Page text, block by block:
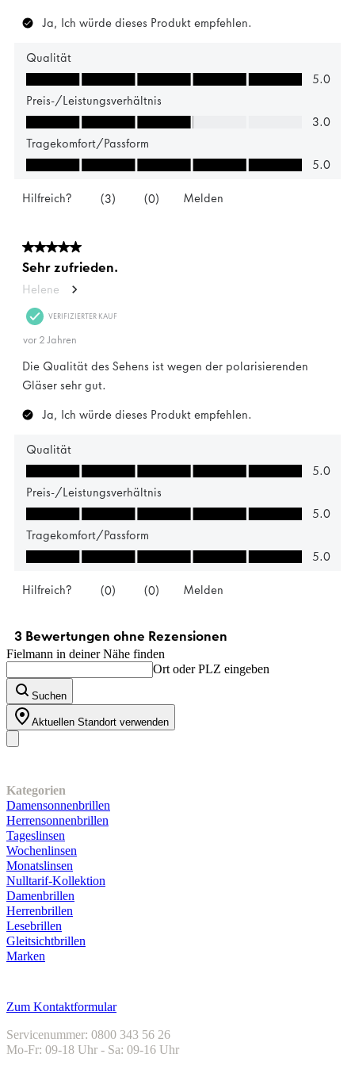
Fielmann in deiner Nähe finden
Ort oder PLZ eingeben
Suchen
Aktuellen Standort verwenden
Kategorien
Damensonnenbrillen
Herrensonnenbrillen
Tageslinsen
Wochenlinsen
Monatslinsen
Nulltarif-Kollektion
Damenbrillen
Herrenbrillen
Lesebrillen
Gleitsichtbrillen
Marken
Zum Kontaktformular
Servicenummer: 0800 343 56 26
Mo-Fr: 09-18 Uhr - Sa: 09-16 Uhr